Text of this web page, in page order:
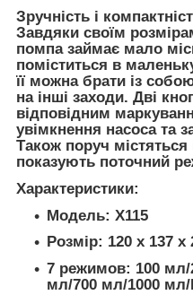
Зручність і
Завдяки своїм
помпа займає мало
поміститься в
її можна брати із
на інші заходи. Дві
відповідним
увімкнення насоса та
Також поруч
показують поточний
Характеристики:
Модель: Х115
Розмір: 120 x 137
7 режимов: 100
мл/700 мл/1000